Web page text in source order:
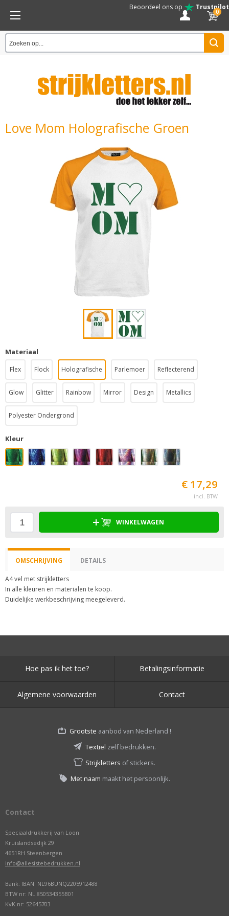
Beoordeel ons op Trustpilot
0
Love Mom Holografische Groen
Materiaal
Flex Flock Holografische Parlemoer Reflecterend
Glow Glitter Rainbow Mirror Design Metallics
Polyester Ondergrond
Kleur
€ 17,29
incl. BTW
WINKELWAGEN
OMSCHRIJVING DETAILS
A4 vel met strijkletters
In alle kleuren en materialen te koop.
Duidelijke werkbeschrijving meegeleverd.
Hoe pas ik het toe? Betalingsinformatie
Algemene voorwaarden Contact
Grootste aanbod van Nederland !
Textiel zelf bedrukken.
Strijkletters of stickers.
Met naam maakt het persoonlijk.
Contact
Speciaaldrukkerij van Loon
Kruislandsedijk 29
4651RH Steenbergen
info@allesistebedrukken.nl
Bank: IBAN NL96BUNQ2205912488
BTW nr: NL.850534355B01
KvK nr: 52645703